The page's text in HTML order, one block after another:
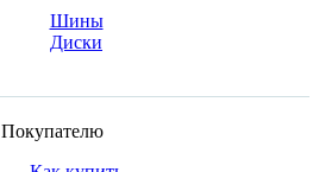
Шины
Диски
Покупателю